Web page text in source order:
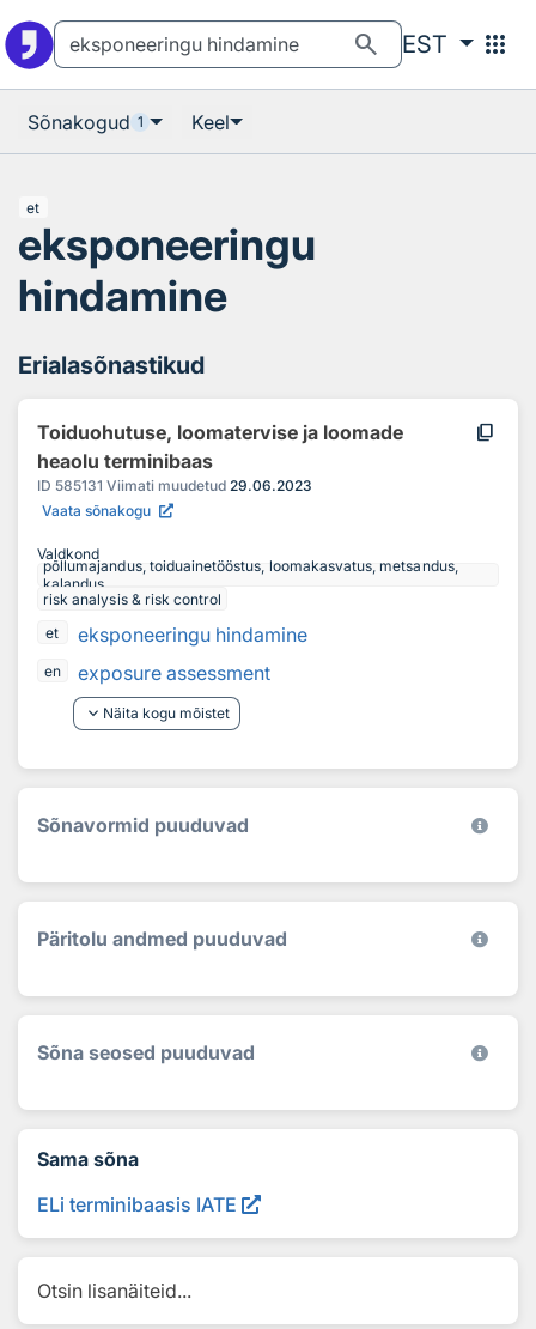
search EST apps
Sõnakogud 1 Keel
et
eksponeeringu
hindamine
Erialasõnastikud
Toiduohutuse, loomatervise ja loomade
heaolu terminibaas
content_copy
ID 585131 Viimati muudetud 29.06.2023
Vaata sõnakogu
Valdkond
põllumajandus, toiduainetööstus, loomakasvatus, metsandus,
kalandus
risk analysis & risk control
et
eksponeeringu hindamine
en
exposure assessment
keyboard_arrow_down Näita kogu mõistet
Sõnavormid puuduvad
Päritolu andmed puuduvad
Sõna seosed puuduvad
Sama sõna
ELi terminibaasis IATE
Otsin lisanäiteid...